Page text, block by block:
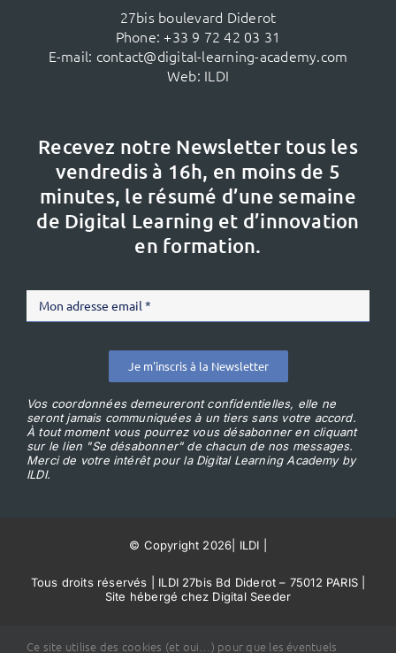
27bis boulevard Diderot
Phone: +33 9 72 42 03 31
E-mail: contact@digital-learning-academy.com
Web: ILDI
Recevez notre Newsletter tous les
vendredis à 16h, en moins de 5
minutes, le résumé d’une semaine
de Digital Learning et d’innovation
en formation.
Je m'inscris à la Newsletter
Vos coordonnées demeureront confidentielles, elle ne
seront jamais communiquées à un tiers sans votre accord.
À tout moment vous pourrez vous désabonner en cliquant
sur le lien "Se désabonner" de chacun de nos messages.
Merci de votre intérêt pour la Digital Learning Academy by
ILDI.
© Copyright 2026 ILDI
Tous droits réservés | ILDI 27bis Bd Diderot – 75012 PARIS |
Site hébergé chez Digital Seeder
Ce site utilise des cookies (et oui…) pour que les éventuels